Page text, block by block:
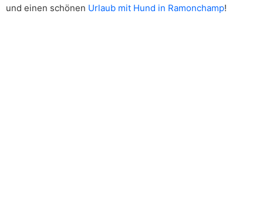
und einen schönen Urlaub mit Hund in Ramonchamp!